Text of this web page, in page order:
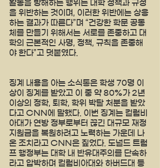
활동을 방해하는 행위는 대학 정책과 규정
을 위반하는 것이며, 이러한 위반에는 상응
하는 결과가 따른다”며 “건강한 학문 공동
체를 만들기 위해서는 서로를 존중하고 대
학의 근본적인 사명, 정책, 규칙을 존중해
야 한다”고 덧붙였다.
징계 내용을 아는 소식통은 학생 70명 이
상이 징계를 받았고 이 중 약 80%가 2년
이상의 정학, 퇴학, 학위 박탈 처분을 받았
다고 CNN에 말했다. 이번 징계는 컬럼비
아대가 연방 정부로부터 끊긴 대규모 재정
지원금을 복원하려고 노력하는 가운데 나
온 조치라고 CNN은 짚었다. 도널드 트럼
프 행정부는 대학 내 반유대주의를 단속하
라고 압박하며 컬럼비아대와 하버드대 등